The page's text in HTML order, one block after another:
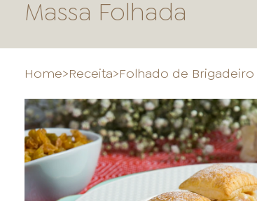
HOME
ONDE COMPRAR
Massa Folhada
Home>Receita>Folhado de Brigadeiro